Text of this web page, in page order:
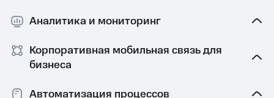
Аналитика и мониторинг
Корпоративная мобильная связь⁠ для
бизнеса
Автоматизация процессов